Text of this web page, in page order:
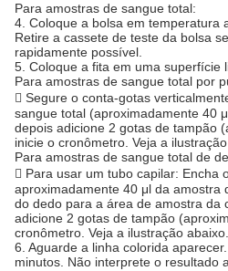
Para amostras de sangue total:
4. Coloque a bolsa em temperatura
Retire a cassete de teste da bolsa
rapidamente possível.
5. Coloque a fita em uma superfície
Para amostras de sangue total por
 Segure o conta-gotas
sangue total (aproximadamente 40
depois adicione 2 gotas de tampão
inicie o cronômetro. Veja a
Para amostras de sangue total de
 Para usar um tubo capilar: Encha
aproximadamente 40 μl da amostra
do dedo para a área de amostra da
adicione 2 gotas de tampão
cronômetro. Veja a ilustração abaixo.
6. Aguarde a linha colorida
minutos. Não interprete o resultado